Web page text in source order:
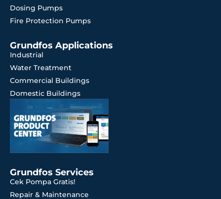
Dosing Pumps
Fire Protection Pumps
Grundfos Applications
Industrial
Water Treatment
Commercial Buildings
Domestic Buildings
Grundfos Services
Cek Pompa Gratis!
Repair & Maintenance